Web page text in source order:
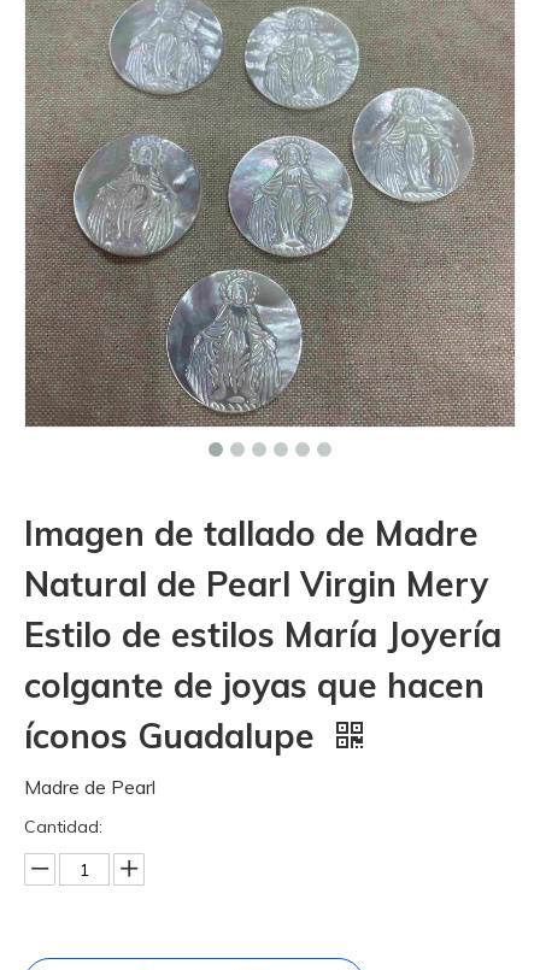
Imagen de tallado de Madre
Natural de Pearl Virgin Mery
Estilo de estilos María Joyería
colgante de joyas que hacen
íconos Guadalupe
Madre de Pearl
Cantidad: